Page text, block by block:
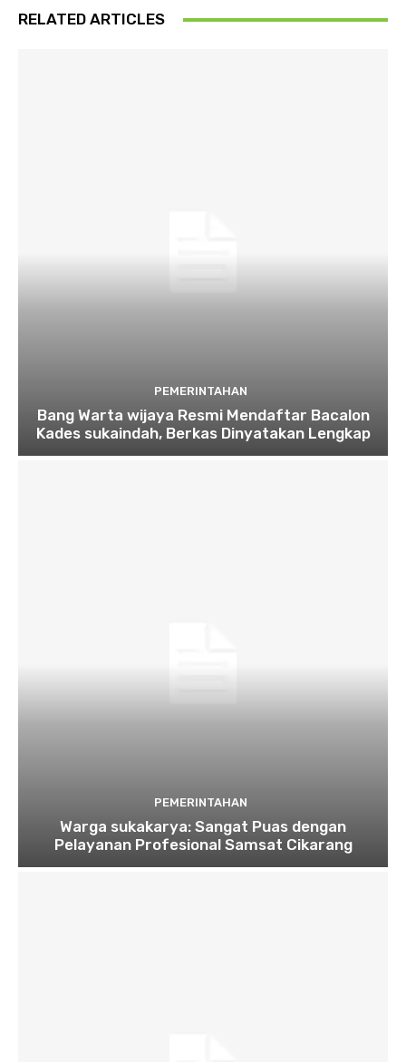
RELATED ARTICLES
PEMERINTAHAN
Bang Warta wijaya Resmi Mendaftar Bacalon
Kades sukaindah, Berkas Dinyatakan Lengkap
PEMERINTAHAN
Warga sukakarya: Sangat Puas dengan
Pelayanan Profesional Samsat Cikarang